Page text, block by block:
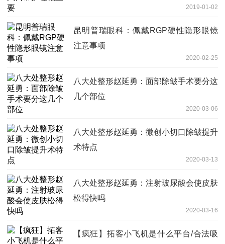
2019-01-02
昆明普瑞眼科：佩戴RGP硬性隐形眼镜
注意事项
2020-02-25
八大处整形赵延勇：面部除皱手术要分这
几个部位
2020-03-06
八大处整形赵延勇：微创小切口除皱提升
术特点
2020-03-13
八大处整形赵延勇：注射玻尿酸会使皮肤
松得快吗
2020-03-16
【疯狂】拓客小飞机是什么平台/合法吸